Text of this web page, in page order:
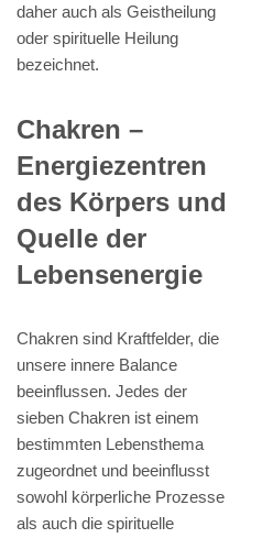
daher auch als Geistheilung
oder spirituelle Heilung
bezeichnet.
Chakren –
Energiezentren
des Körpers und
Quelle der
Lebensenergie
Chakren sind Kraftfelder, die
unsere innere Balance
beeinflussen. Jedes der
sieben Chakren ist einem
bestimmten Lebensthema
zugeordnet und beeinflusst
sowohl körperliche Prozesse
als auch die spirituelle